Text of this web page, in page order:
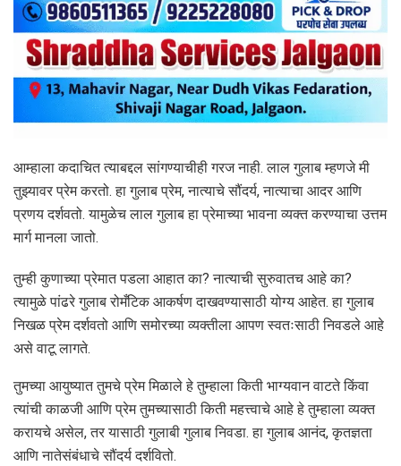
आम्हाला कदाचित त्याबद्दल सांगण्याचीही गरज नाही. लाल गुलाब म्हणजे मी
तुझ्यावर प्रेम करतो. हा गुलाब प्रेम, नात्याचे सौंदर्य, नात्याचा आदर आणि
प्रणय दर्शवतो. यामुळेच लाल गुलाब हा प्रेमाच्या भावना व्यक्त करण्याचा उत्तम
मार्ग मानला जातो.
तुम्ही कुणाच्या प्रेमात पडला आहात का? नात्याची सुरुवातच आहे का?
त्यामुळे पांढरे गुलाब रोमँटिक आकर्षण दाखवण्यासाठी योग्य आहेत. हा गुलाब
निखळ प्रेम दर्शवतो आणि समोरच्या व्यक्तीला आपण स्वतःसाठी निवडले आहे
असे वाटू लागते.
तुमच्या आयुष्यात तुमचे प्रेम मिळाले हे तुम्हाला किती भाग्यवान वाटते किंवा
त्यांची काळजी आणि प्रेम तुमच्यासाठी किती महत्त्वाचे आहे हे तुम्हाला व्यक्त
करायचे असेल, तर यासाठी गुलाबी गुलाब निवडा. हा गुलाब आनंद, कृतज्ञता
आणि नातेसंबंधाचे सौंदर्य दर्शवितो.